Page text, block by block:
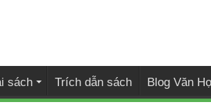
sách Trích dẫn sách Blog Văn